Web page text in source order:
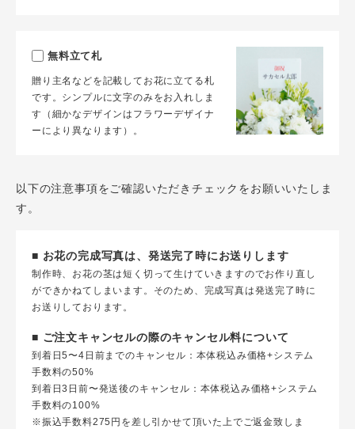
無料立て札
贈り主名などを記載してお花に立てる札
です。シンプルに文字のみをお入れしま
す（細かなデザインはフラワーデザイナ
ーにより異なります）。
以下の注意事項をご確認いただきチェックをお願いいたしま
す。
■ お花の完成写真は、発送完了時にお送りします
制作時、お花の茎は短く切って生けていきますのでお作り直し
ができかねてしまいます。そのため、完成写真は発送完了時に
お送りしております。
■ ご注文キャンセルの際のキャンセル料について
到着日5〜4日前までのキャンセル：本体税込み価格+システム
手数料の50%
到着日3日前〜発送後のキャンセル：本体税込み価格+システム
手数料の100%
※振込手数料275円を差し引かせて頂いた上でご返金致しま